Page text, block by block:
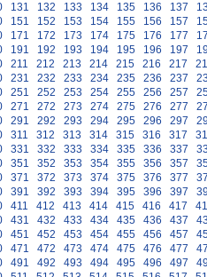
131 132 133 134 135 136 137
151 152 153 154 155 156 157
171 172 173 174 175 176 177
191 192 193 194 195 196 197
211 212 213 214 215 216 217
231 232 233 234 235 236 237
251 252 253 254 255 256 257
271 272 273 274 275 276 277
291 292 293 294 295 296 297
311 312 313 314 315 316 317
331 332 333 334 335 336 337
351 352 353 354 355 356 357
371 372 373 374 375 376 377
391 392 393 394 395 396 397
411 412 413 414 415 416 417
431 432 433 434 435 436 437
451 452 453 454 455 456 457
471 472 473 474 475 476 477
491 492 493 494 495 496 497